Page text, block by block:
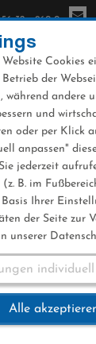
56 32 - 960-0
ist
sich auf
Cookies
Betrieb der
andere
und
oder per Klick
anpassen"
jederzeit
B. im
Ihrer
der Seite zur
unserer
individuell
Alle